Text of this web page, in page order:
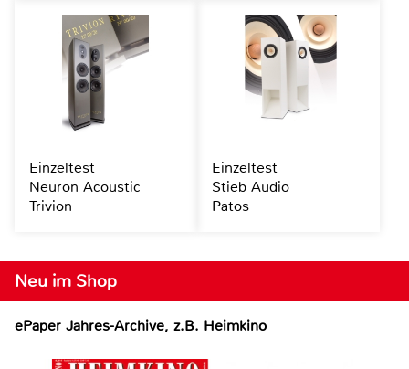
Neu im Shop
ePaper Jahres-Archive, z.B. Heimkino
Einzeltest
Neuron Acoustic
Trivion
Einzeltest
Stieb Audio
Patos